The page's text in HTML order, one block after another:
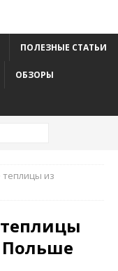
ПОЛЕЗНЫЕ СТАТЬИ
ОБЗОРЫ
из
Польше